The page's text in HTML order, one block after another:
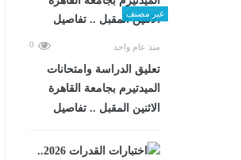
غير مصنف
منذ عام واحد 0
تعليق الدراسة وامتحانات
الميدتيرم بجامعة القاهرة
الاثنين المقبل .. تفاصيل